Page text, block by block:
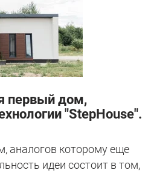
первый дом,
"StepHouse".
аналогов которому еще
идеи состоит в том,